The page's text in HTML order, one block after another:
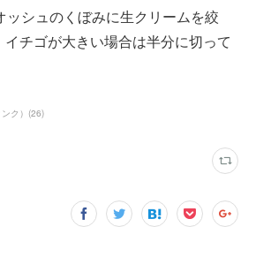
ッシュのくぼみに生クリームを絞
イチゴが大きい場合は半分に切って
ク） (26)